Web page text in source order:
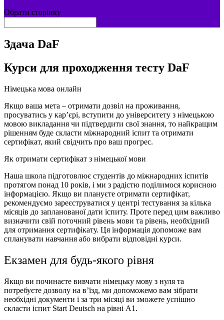
Обрати сторінку
Здача DaF
Курси для проходження тесту DaF
Німецька мова онлайн
Якщо ваша мета – отримати дозвіл на проживання,
просуватись у кар’єрі, вступити до університету з німецькою
мовою викладання чи підтвердити свої знання, то найкращим
рішенням буде скласти міжнародний іспит та отримати
сертифікат, який свідчить про ваш прогрес.
Як отримати сертифікат з німецької мови
Наша школа підготовлює студентів до міжнародних іспитів
протягом понад 10 років, і ми з радістю поділимося корисною
інформацією. Якщо ви плануєте отримати сертифікат,
рекомендуємо зареєструватися у центрі тестування за кілька
місяців до запланованої дати іспиту. Проте перед цим важливо
визначити свій поточний рівень мови та рівень, необхідний
для отримання сертифікату. Ця інформація допоможе вам
спланувати навчання або вибрати відповідні курси.
Екзамен для будь-якого рівня
Якщо ви починаєте вивчати німецьку мову з нуля та
потребуєте дозволу на в’їзд, ми допоможемо вам зібрати
необхідні документи і за три місяці ви зможете успішно
скласти іспит Start Deutsch на рівні A1.